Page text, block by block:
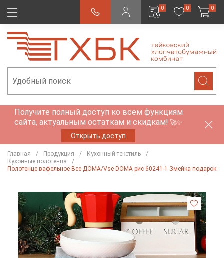
0 0 0
Получите полный доступ ко всем функциям
сайта, актуальным остаткам и скидкам! 🚀✨
Открыть доступ
Главная Продукция
Кухонный текстиль
Кухонные полотенца
Полотенце вафельное Все ДОМА/Vse DOMA рис 60241-1 Змейка подарок